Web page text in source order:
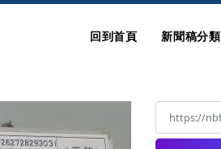
回到首頁 新聞稿分類